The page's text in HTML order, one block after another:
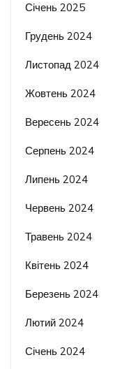
Січень 2025
Грудень 2024
Листопад 2024
Жовтень 2024
Вересень 2024
Серпень 2024
Липень 2024
Червень 2024
Травень 2024
Квітень 2024
Березень 2024
Лютий 2024
Січень 2024